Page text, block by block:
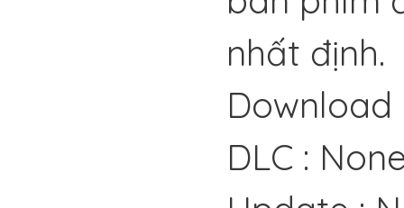
nhất định.
DLC :